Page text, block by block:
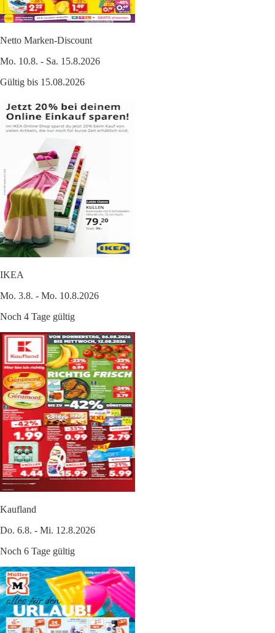
Netto Marken-Discount
Mo. 10.8. - Sa. 15.8.2026
Gültig bis 15.08.2026
IKEA
Mo. 3.8. - Mo. 10.8.2026
Noch 4 Tage gültig
Kaufland
Do. 6.8. - Mi. 12.8.2026
Noch 6 Tage gültig